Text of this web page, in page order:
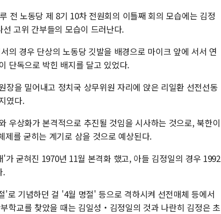
전 노동당 제 8기 10차 전원회의 이틀째 회의 모습에는 김정
고위 간부들의 모습이 드러난다.
의 경우 단상의 노동당 깃발을 배경으로 마이크 앞에 서서 연
단독으로 박힌 배지를 달고 있었다.
장을 밀어내고 정치국 상무위원 자리에 앉은 리일환 선전선동
였다.
우상화가 본격적으로 추진될 것임을 시사하는 것으로, 북한이
를 굳히는 계기로 삼을 것으로 예상된다.
굳혀진 1970년 11월 본격화 했고, 아들 김정일의 경우 1992
.
'로 기념하던 걸 '4월 명절' 등으로 격하시켜 선전매체 등에서
학교를 찾았을 때는 김일성‧김정일의 것과 나란히 김정은 초